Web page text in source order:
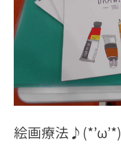
絵画療法♪(*’ω’*)